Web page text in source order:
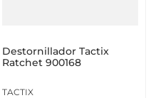
Destornillador Tactix
Ratchet 900168
TACTIX